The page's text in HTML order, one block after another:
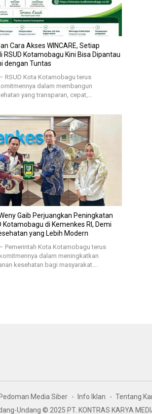
Cara Akses WINCARE, Setiap
RSUD Kotamobagu Kini Bisa Dipantau
dengan Tuntas
RSUD Kota Kotamobagu terus
dalam membangun
yang transparan, cepat,…
Gaib Perjuangkan Peningkatan
Kotamobagu di Kemenkes RI, Demi
yang Lebih Modern
Pemerintah Kota Kotamobagu terus
dalam meningkatkan
kesehatan bagi masyarakat….
Pedoman Media Siber Info Iklan Tentang
Undang © 2025 PT. KONTRAS KARYA